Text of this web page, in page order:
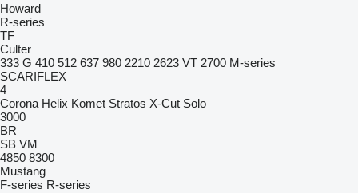
Howard
R-series
TF
Culter
333 G 410 512 637 980 2210 2623 VT 2700 M-series
SCARIFLEX
4
Corona Helix Komet Stratos X-Cut Solo
3000
BR
SB VM
4850 8300
Mustang
F-series R-series